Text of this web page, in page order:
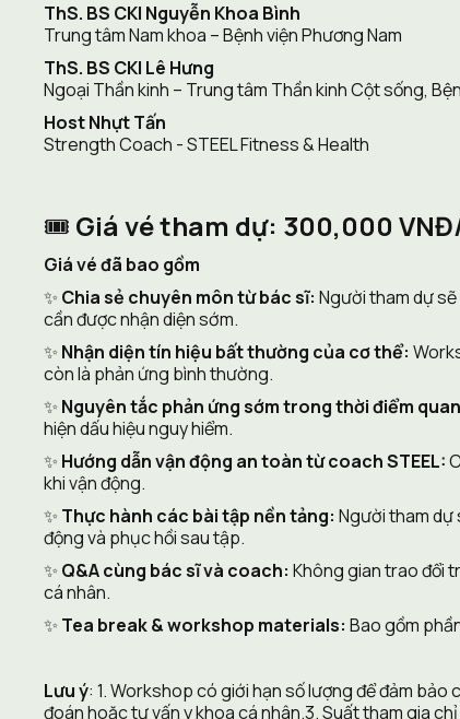
ThS. BS CKI Nguyễn Khoa Bình
Trung tâm Nam khoa – Bệnh viện Phương Nam
ThS. BS CKI Lê Hưng
Ngoại Thần kinh – Trung tâm Thần kinh Cột sống,
Host Nhựt Tấn
Strength Coach - STEEL Fitness & Health
🎟️ Giá vé tham dự: 300,000
Giá vé đã bao gồm
✨ Chia sẻ chuyên môn từ bác sĩ: Người tham dự
cần được nhận diện sớm.
✨ Nhận diện tín hiệu bất thường của cơ thể:
còn là phản ứng bình thường.
✨ Nguyên tắc phản ứng sớm trong thời điểm
hiện dấu hiệu nguy hiểm.
✨ Hướng dẫn vận động an toàn từ coach STEEL:
khi vận động.
✨ Thực hành các bài tập nền tảng: Người tham dự
động và phục hồi sau tập.
✨ Q&A cùng bác sĩ và coach: Không gian trao đổi
cá nhân.
✨ Tea break & workshop materials: Bao gồm
Lưu ý: 1. Workshop có giới hạn số lượng để đảm
đoán hoặc tư vấn y khoa cá nhân.3. Suất tham gia